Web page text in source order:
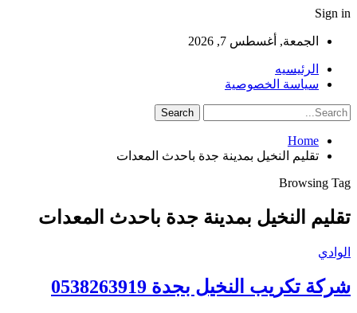
Sign in
الجمعة, أغسطس 7, 2026
الرئيسيه
سياسة الخصوصية
Home
تقليم النخيل بمدينة جدة باحدث المعدات
Browsing Tag
تقليم النخيل بمدينة جدة باحدث المعدات
الوادي
شركة تكريب النخيل بجدة 0538263919